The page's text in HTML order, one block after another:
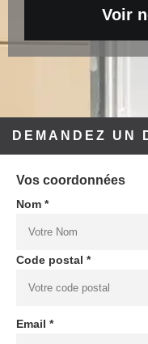
Voir
DEMANDEZ UN
Vos coordonnées
Nom *
Code postal *
Email *